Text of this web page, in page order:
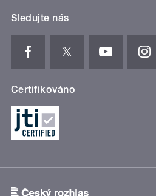
Sledujte nás
Certifikováno